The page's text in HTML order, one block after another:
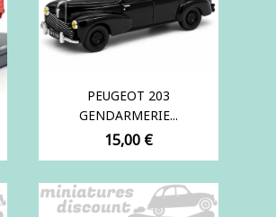
PEUGEOT 203
GENDARMERIE...
Prix
15,00 €